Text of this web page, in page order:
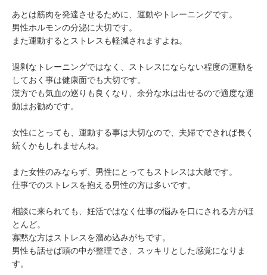
あとは筋肉を発達させるために、運動やトレーニングです。
男性ホルモンの分泌に大切です。
また運動するとストレスも軽減されますよね。
過剰なトレーニングではなく、ストレスにならない程度の運動を
しておく事は健康面でも大切です。
漢方でも気血の巡りも良くなり、余分な水は出せるので適度な運
動はお勧めです。
女性にとっても、運動する事は大切なので、夫婦でできれば長く
続くかもしれませんね。
また女性のみならず、男性にとってもストレスは大敵です。
仕事でのストレスを抱える男性の方は多いです。
相談に来られても、妊活ではなく仕事の悩みを口にされる方がほ
とんど。
寡黙な方はストレスを溜め込みがちです。
男性も話せば頭の中が整理でき、スッキリとした感覚になりま
す。